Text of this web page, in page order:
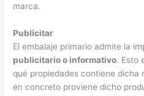
marca.
Publicitar
El embalaje primario admite la
publicitario o informativo. Esto
qué propiedades contiene dicha
en concreto proviene dicho